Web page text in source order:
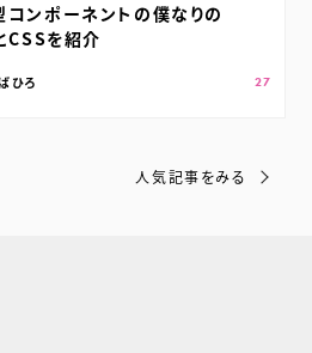
コンポーネントの僕なりの
CSSを紹介
いた人：
ひろ スキ：
27Shares
人気記事をみる